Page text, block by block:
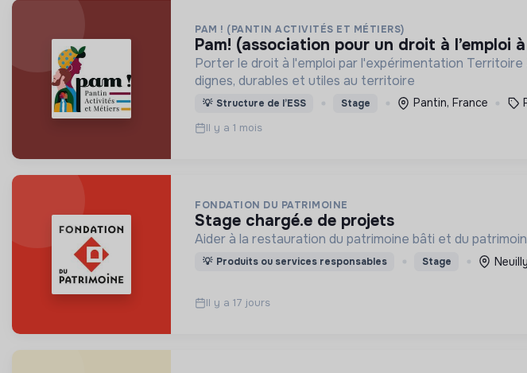
PAM ! (PANTIN ACTIVITÉS ET MÉTIERS)
pam! (association pour un droit à
Porter le droit à l'emploi par l'expérimentation
dignes, durables et utiles au territoire
💡 Structure de l’ESS Stage Pantin, France
Il y a 1 mois
FONDATION DU PATRIMOINE
stage chargé.e de projets
Aider à la restauration du patrimoine bâti et du
💡 Produits ou services responsables Stage
Il y a 17 jours